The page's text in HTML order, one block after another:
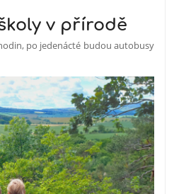
v přírodě
po jedenácté budou autobusy